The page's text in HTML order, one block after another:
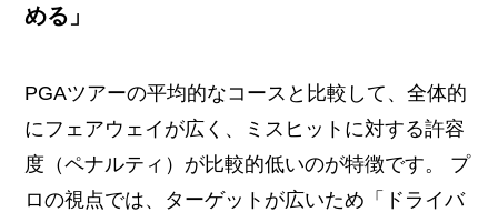
める」
PGAツアーの平均的なコースと比較して、全体的
にフェアウェイが広く、ミスヒットに対する許容
度（ペナルティ）が比較的低いのが特徴です。 プ
ロの視点では、ターゲットが広いため「ドライバ